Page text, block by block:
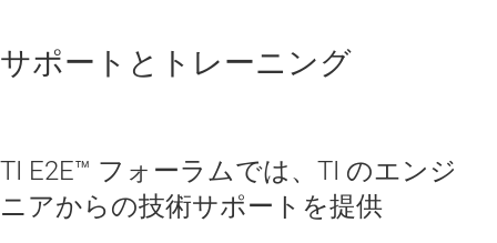
サポートとトレーニング
TI E2E™ フォーラムでは、TI のエンジ
ニアからの技術サポートを提供